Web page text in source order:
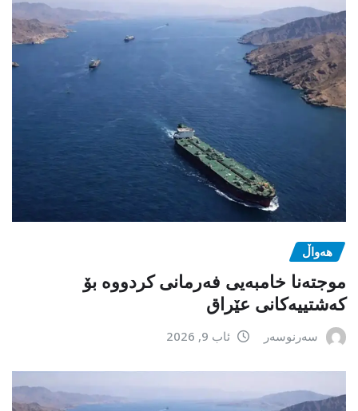
هەواڵ
موجتەنا خامبەیی فەرمانی کردووە بۆ
کەشتییەکانی عێراق
سەرنوسەر ئاب 9, 2026